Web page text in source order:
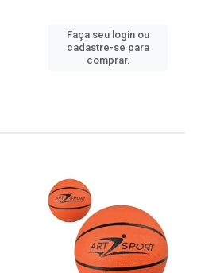
Faça seu login ou
cadastre-se para
comprar.